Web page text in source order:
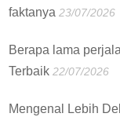
faktanya 23/07/2026
Berapa lama
Terbaik 22/07/2026
Mengenal Lebih